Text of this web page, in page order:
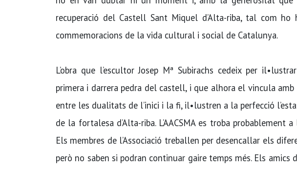
recuperació del Castell Sant Miquel d’Alta-riba, tal com
commemoracions de la vida cultural i social de Catalunya.
L’obra que l’escultor Josep Mª Subirachs cedeix per
primera i darrera pedra del castell, i que alhora el vincula amb
entre les dualitats de l’inici i la fi, il•lustren a la perfecció
de la fortalesa d’Alta-riba. L’AACSMA es troba
Els membres de l’Associació treballen per desencallar els
però no saben si podran continuar gaire temps més. Els